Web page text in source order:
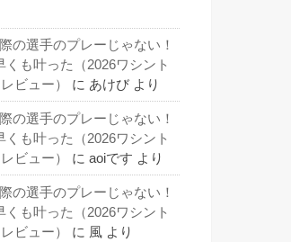
の選手のプレーじゃない！
も叶った（2026ワシント
ビュー）
に あけび より
の選手のプレーじゃない！
も叶った（2026ワシント
ビュー）
に aoiです より
の選手のプレーじゃない！
も叶った（2026ワシント
ビュー）
に 風 より